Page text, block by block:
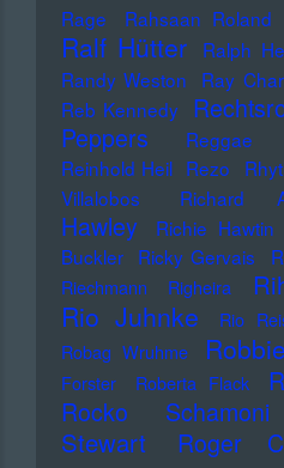
Rage Rahsaan Roland
Ralf Hütter Ralph
Randy Weston Ray
Reb Kennedy
Peppers
Reggae
Reinhold Heil Rezo
Villalobos
Richard
Hawley
Richie Hawtin
Buckler
Ricky Gervais
Riechmann Righeira
Rio Juhnke Rio
Robag Wruhme
Forster
Roberta Flack
Rocko Schamoni
Stewart
Roger